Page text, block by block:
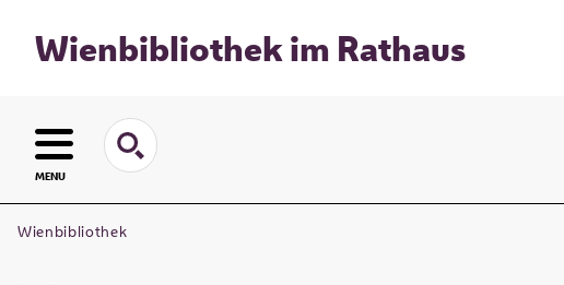
Wienbibliothek im Rathaus
MENU
Wienbibliothek